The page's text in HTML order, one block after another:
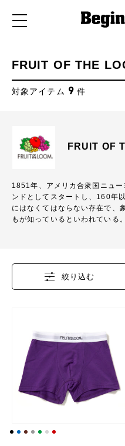
FRUIT OF THE
対象アイテム 9 件
FRUIT OF
1851年、アメリカ合衆国ニュ
ンドとしてスタートし、160年
にはなくてはならない存在で、
もが知っているといわれている。
絞り込む